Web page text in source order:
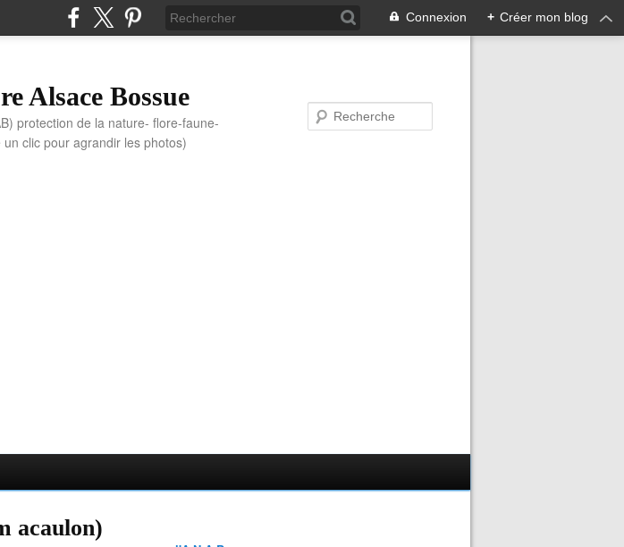
Connexion + Créer mon blog
Alsace Bossue
protection de la nature- flore-faune-
clic pour agrandir les photos)
acaulon)